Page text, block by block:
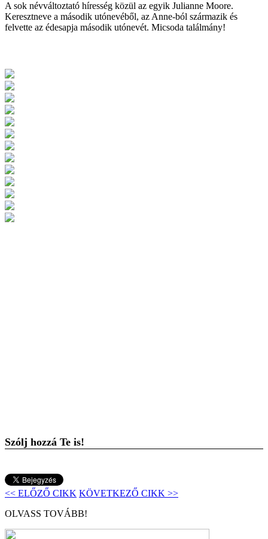
A sok névváltoztató híresség közül az egyik Julianne Moore.
Keresztneve a második utónevéből, az Anne-ból származik és
felvette az édesapja második utónevét. Micsoda találmány!
Szólj hozzá Te is!
<< ELŐZŐ CIKK KÖVETKEZŐ CIKK >>
OLVASS TOVÁBB!